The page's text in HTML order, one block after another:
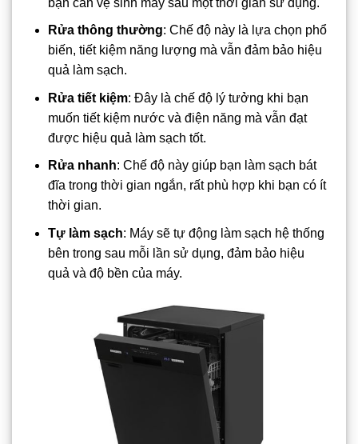
Rửa thông thường: Chế độ này là lựa chọn phổ
biến, tiết kiệm năng lượng mà vẫn đảm bảo hiệu
quả làm sạch.
Rửa tiết kiệm: Đây là chế độ lý tưởng khi bạn
muốn tiết kiệm nước và điện năng mà vẫn đạt
được hiệu quả làm sạch tốt.
Rửa nhanh: Chế độ này giúp bạn làm sạch bát
đĩa trong thời gian ngắn, rất phù hợp khi bạn có ít
thời gian.
Tự làm sạch: Máy sẽ tự động làm sạch hệ thống
bên trong sau mỗi lần sử dụng, đảm bảo hiệu
quả và độ bền của máy.